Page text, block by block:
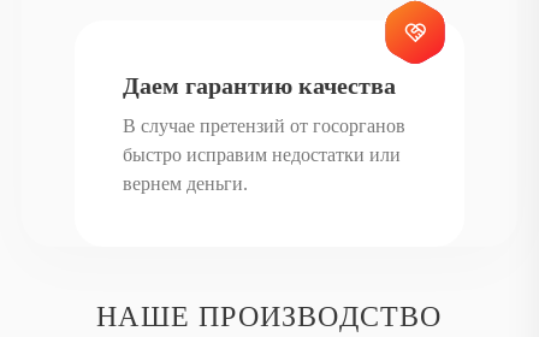
условия эксплуатации (улица, помещение, выставка);
дизайн и соответствие фирменному стилю;
требуемый формат печати информации;
Даем гарантию качества
В случае претензий от госорганов
быстро исправим недостатки или
вернем деньги.
НАШЕ ПРОИЗВОДСТВО